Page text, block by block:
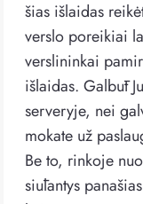
šias išlaidas
verslo poreikiai
verslininkai
išlaidas. Galbūt
serveryje, nei
mokate už
Be to, rinkoje
siūlantys